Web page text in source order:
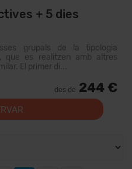
+ 5 dies
grupals de la tipologia
que es realitzen amb altres
El primer di...
des de 244 €